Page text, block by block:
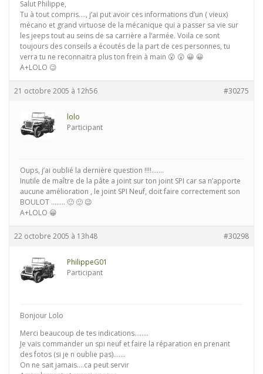
Salut Philippe,
Tu à tout compris…., j’ai put avoir ces informations d’un ( vieux)
mécano et grand virtuose de la mécanique qui a passer sa vie sur
les jeeps tout au seins de sa carrière a l’armée. Voila ce sont
toujours des conseils a écoutés de la part de ces personnes, tu
verra tu ne reconnaitra plus ton frein à main 😮 😮 😀 😀
A+LOLO 😉
21 octobre 2005 à 12h56 #30275
lolo
Participant
Oups, j’ai oublié la dernière question !!!!…….
Inutile de maître de la pâte a joint sur ton joint SPI car sa n’apporte
aucune amélioration , le joint SPI Neuf, doit faire correctement son
BOULOT …….. 🙂 🙂 😉
A+LOLO 😀
22 octobre 2005 à 13h48 #30298
PhilippeG01
Participant
Bonjour Lolo
Merci beaucoup de tes indications……..
Je vais commander un spi neuf et faire la réparation en prenant
des fotos (si je n oublie pas)…….
On ne sait jamais….ca peut servir